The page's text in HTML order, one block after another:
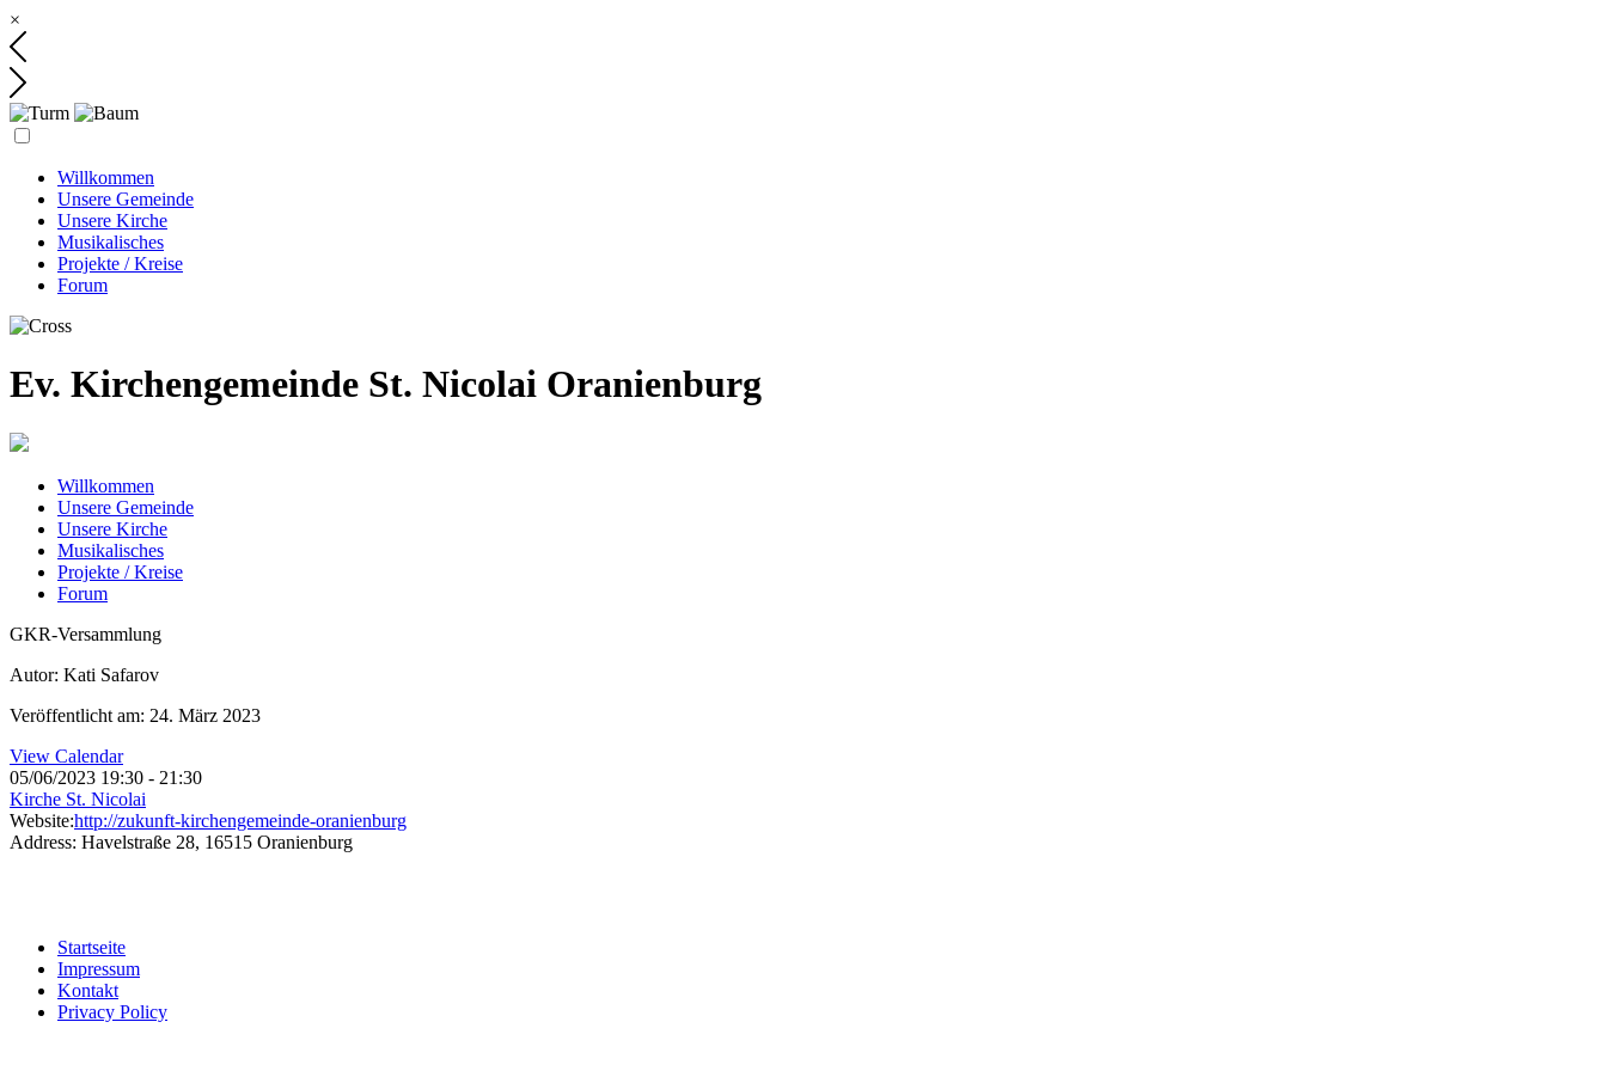
×
Willkommen
Unsere Gemeinde
Unsere Kirche
Musikalisches
Projekte / Kreise
Forum
Ev. Kirchengemeinde St. Nicolai Oranienburg
Willkommen
Unsere Gemeinde
Unsere Kirche
Musikalisches
Projekte / Kreise
Forum
GKR-Versammlung
Autor: Kati Safarov
Veröffentlicht am: 24. März 2023
View Calendar
05/06/2023 19:30 - 21:30
Kirche St. Nicolai
Website:http://zukunft-kirchengemeinde-oranienburg
Address: Havelstraße 28, 16515 Oranienburg
Startseite
Impressum
Kontakt
Privacy Policy